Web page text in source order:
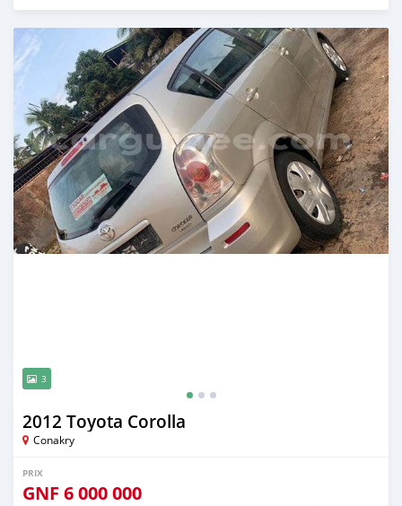
Publié il y a presque 3 ans
3
2012 Toyota Corolla
Conakry
PRIX
GNF 6 000 000